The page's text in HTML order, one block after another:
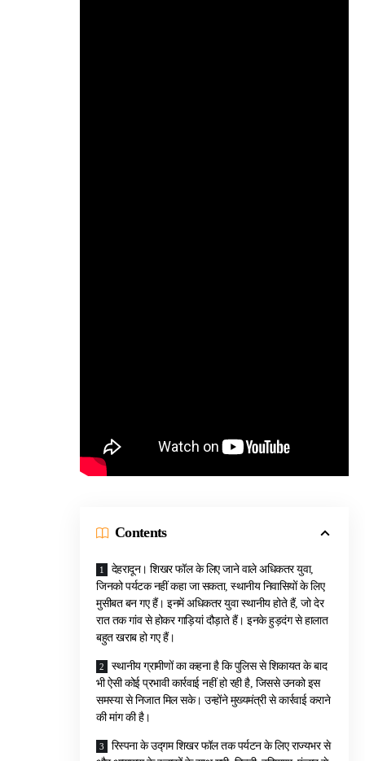
Contents
देहरादून। शिखर फॉल के लिए जाने वाले अधिकतर युवा,
जिनको पर्यटक नहीं कहा जा सकता, स्थानीय निवासियों के लिए
मुसीबत बन गए हैं। इनमें अधिकतर युवा स्थानीय होते हैं, जो देर
रात तक गांव से होकर गाड़ियां दौड़ाते हैं। इनके हुड़दंग से हालात
बहुत खराब हो गए हैं।
स्थानीय ग्रामीणों का कहना है कि पुलिस से शिकायत के बाद
भी ऐसी कोई प्रभावी कार्रवाई नहीं हो रही है, जिससे उनको इस
समस्या से निजात मिल सके। उन्होंने मुख्यमंत्री से कार्रवाई कराने
की मांग की है।
रिस्पना के उद्गम शिखर फॉल तक पर्यटन के लिए राज्यभर से